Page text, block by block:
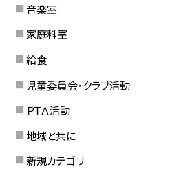
音楽室
家庭科室
給食
児童委員会・クラブ活動
ＰＴＡ活動
地域と共に
新規カテゴリ